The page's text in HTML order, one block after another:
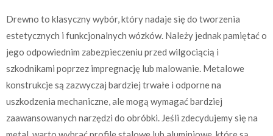
Drewno to klasyczny wybór, który nadaje się do tworzenia
estetycznych i funkcjonalnych wózków. Należy jednak pamiętać o
jego odpowiednim zabezpieczeniu przed wilgociącią i
szkodnikami poprzez impregnację lub malowanie. Metalowe
konstrukcje są zazwyczaj bardziej trwałe i odporne na
uszkodzenia mechaniczne, ale mogą wymagać bardziej
zaawansowanych narzędzi do obróbki. Jeśli zdecydujemy się na